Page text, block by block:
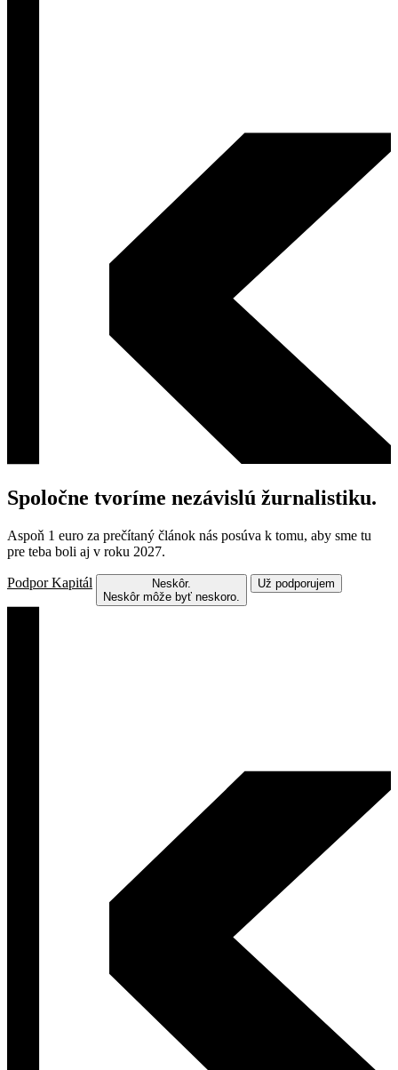
Spoločne tvoríme nezávislú žurnalistiku.
Aspoň 1 euro za prečítaný článok nás posúva k tomu, aby sme tu
pre teba boli aj v roku 2027.
Podpor Kapitál
Neskôr.
Neskôr môže byť neskoro.
Už podporujem